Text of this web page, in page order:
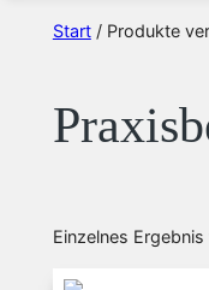
Start/ Produkte
Einzelnes